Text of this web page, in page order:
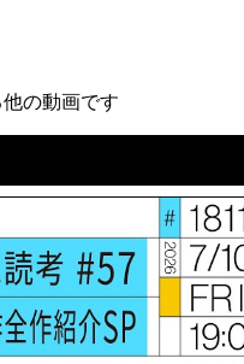
の動画です